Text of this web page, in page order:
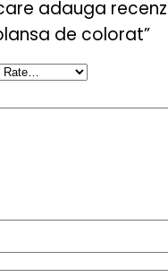
adauga
de colorat”